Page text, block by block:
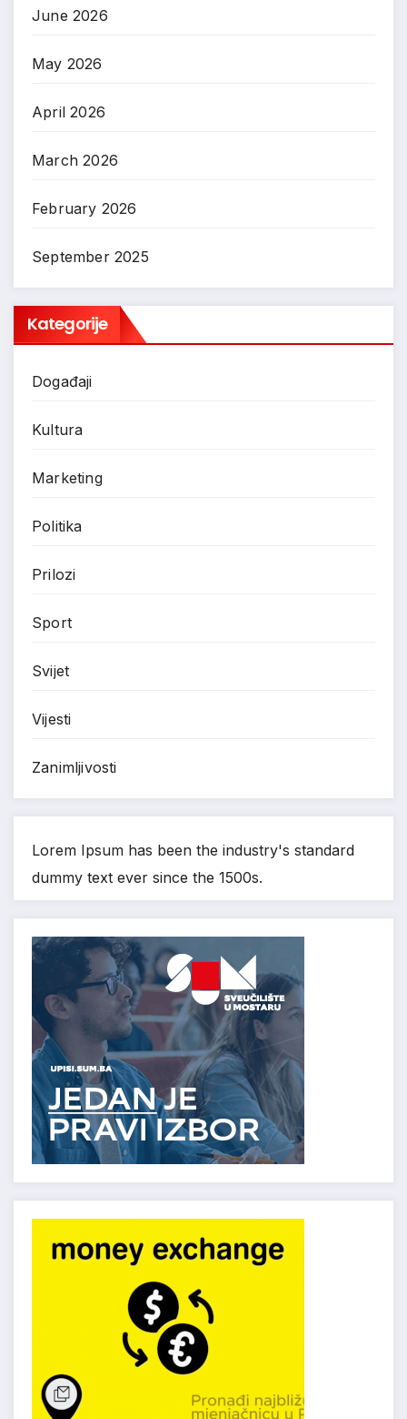
June 2026
May 2026
April 2026
March 2026
February 2026
September 2025
Kategorije
Događaji
Kultura
Marketing
Politika
Prilozi
Sport
Svijet
Vijesti
Zanimljivosti
Lorem Ipsum has been the industry's standard
dummy text ever since the 1500s.